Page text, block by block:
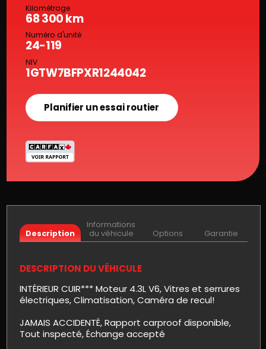
Kilométrage
68 300 km
Numéro d'unité
24-119
NIV
1GTW7BFPXR1244042
Planifier un essai routier
Description
Informations
du véhicule
Options Garantie
DESCRIPTION DU VÉHICULE
INTÉRIEUR CUIR*** Moteur 4.3L V6, Vitres et serrures
électriques, Climatisation, Caméra de recul!
JAMAIS ACCIDENTÉ, Rapport carproof disponible,
Tout inspecté, Échange accepté